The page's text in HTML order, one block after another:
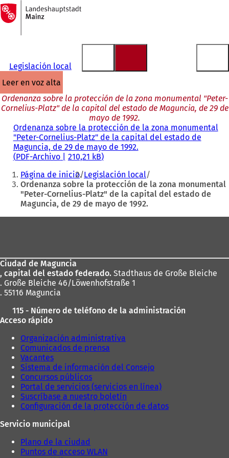
Saltar al contenido
A
la
página
Legislación local
leer en voz alta
Ordenanza sobre la protección de la zona monumental "Peter-
Cornelius-Platz" de la capital del estado de Maguncia, de 29 de
mayo de 1992.
Ordenanza sobre la protección de la zona monumental
"Peter-Cornelius-Platz" de la capital del estado de
Maguncia, de 29 de mayo de 1992.
PDF-Archivo 210,21 kB
Estás
aquí:
Página de inicio Legislación local
Ordenanza sobre la protección de la zona monumental
"Peter-Cornelius-Platz" de la capital del estado de
Maguncia, de 29 de mayo de 1992.
pies
Ciudad de Maguncia
, capital del estado federado. Stadthaus de Große Bleiche
. Große Bleiche 46/Löwenhofstraße 1
. 55116 Maguncia
115 - Número de teléfono de la administración
Acceso rápido
Organización administrativa
Comunicados de prensa
Vacantes
Sistema de información del Consejo
Concursos públicos
Portal de servicios (servicios en línea)
Suscríbase a nuestro boletín
Configuración de la protección de datos
Servicio municipal
Plano de la ciudad
Puntos de acceso WLAN